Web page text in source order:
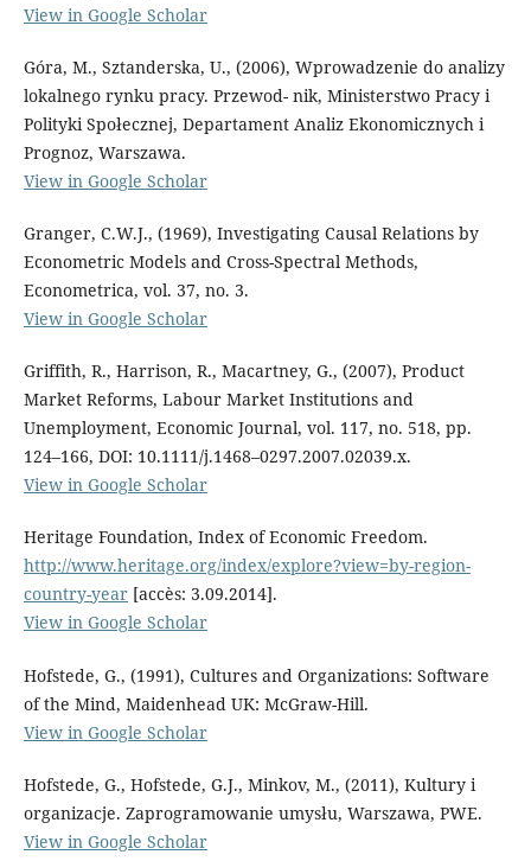
View in Google Scholar
Góra, M., Sztanderska, U., (2006), Wprowadzenie do analizy
lokalnego rynku pracy. Przewod- nik, Ministerstwo Pracy i
Polityki Społecznej, Departament Analiz Ekonomicznych i
Prognoz, Warszawa.
View in Google Scholar
Granger, C.W.J., (1969), Investigating Causal Relations by
Econometric Models and Cross-Spectral Methods,
Econometrica, vol. 37, no. 3.
View in Google Scholar
Griffith, R., Harrison, R., Macartney, G., (2007), Product
Market Reforms, Labour Market Institutions and
Unemployment, Economic Journal, vol. 117, no. 518, pp.
124–166, DOI: 10.1111/j.1468–0297.2007.02039.x.
View in Google Scholar
Heritage Foundation, Index of Economic Freedom.
http://www.heritage.org/index/explore?view=by-region-
country-year[accès: 3.09.2014].
View in Google Scholar
Hofstede, G., (1991), Cultures and Organizations: Software
of the Mind, Maidenhead UK: McGraw-Hill.
View in Google Scholar
Hofstede, G., Hofstede, G.J., Minkov, M., (2011), Kultury i
organizacje. Zaprogramowanie umysłu, Warszawa, PWE.
View in Google Scholar